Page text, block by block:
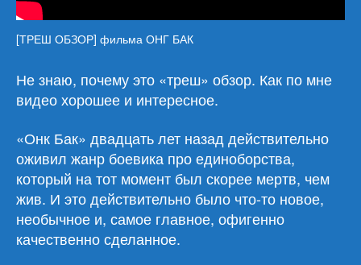
[ТРЕШ ОБЗОР] фильма ОНГ БАК
Не знаю, почему это «треш» обзор. Как по мне
видео хорошее и интересное.
«Онк Бак» двадцать лет назад действительно
оживил жанр боевика про единоборства,
который на тот момент был скорее мертв, чем
жив. И это действительно было что-то новое,
необычное и, самое главное, офигенно
качественно сделанное.